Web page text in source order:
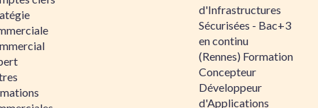
d'Infrastructures
Sécurisées - Bac+3
en continu
(Rennes) Formation
Concepteur
Développeur
d'Applications